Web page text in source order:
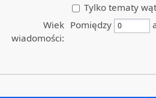
Tylko tematy
Wiek
wiadomości:
Pomiędzy